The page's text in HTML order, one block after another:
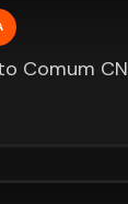
Comum CN